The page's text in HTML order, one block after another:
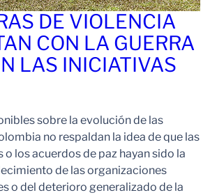
DE VIOLENCIA
CON LA GUERRA
LAS INICIATIVAS
sobre la evolución de las
no respaldan la idea de que las
los acuerdos de paz hayan sido la
de las organizaciones
o del deterioro generalizado de la